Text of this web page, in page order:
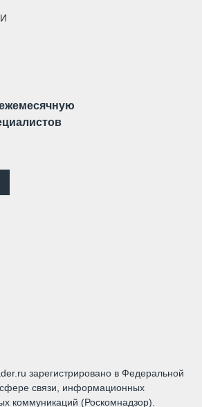
зарегистрировано в Федеральной
связи, информационных
коммуникаций (Роскомнадзор).